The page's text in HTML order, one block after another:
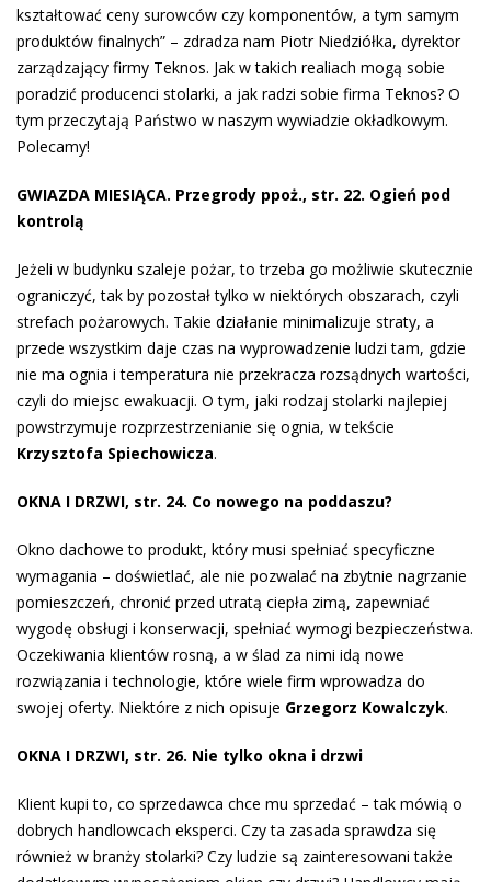
kształtować ceny surowców czy komponentów, a tym samym
produktów final­nych” – zdradza nam Piotr Niedziółka, dyrektor
zarządzający firmy Teknos. Jak w takich realiach mogą sobie
poradzić producenci stolarki, a jak radzi sobie firma Teknos? O
tym przeczytają Państwo w naszym wywiadzie okładkowym.
Polecamy!
GWIAZDA MIESIĄCA. Przegrody ppoż., str. 22. Ogień pod
kontrolą
Jeżeli w budynku szaleje pożar, to trzeba go możliwie skutecznie
ograniczyć, tak by pozostał tylko w niektórych obszarach, czyli
strefach pożarowych. Takie działanie minimalizuje straty, a
przede wszystkim daje czas na wyprowadzenie ludzi tam, gdzie
nie ma ognia i temperatura nie przekracza rozsądnych wartości,
czyli do miejsc ewakuacji. O tym, jaki rodzaj stolarki najlepiej
powstrzymuje rozprzestrzenianie się ognia, w tekście
Krzysztofa Spiechowicza.
OKNA I DRZWI, str. 24. Co nowego na poddaszu?
Okno dachowe to produkt, który musi spełniać specyficzne
wymagania – doświetlać, ale nie pozwalać na zbytnie nagrzanie
pomieszczeń, chronić przed utratą ciepła zimą, zapewniać
wygodę obsługi i konserwacji, spełniać wymogi bezpieczeństwa.
Oczekiwania klientów rosną, a w ślad za nimi idą nowe
rozwiązania i technologie, które wiele firm wprowadza do
swojej oferty. Niektóre z nich opisuje Grzegorz Kowalczyk.
OKNA I DRZWI, str. 26. Nie tylko okna i drzwi
Klient kupi to, co sprzedawca chce mu sprzedać – tak mówią o
dobrych handlowcach eksperci. Czy ta zasada sprawdza się
również w branży stolarki? Czy ludzie są zainteresowani także